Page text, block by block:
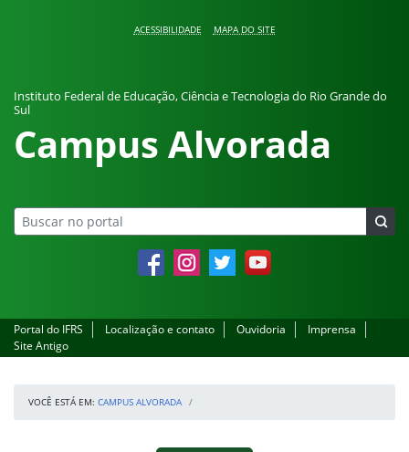
ACESSIBILIDADE MAPA DO SITE
Instituto Federal de Educação, Ciência e Tecnologia do Rio Grande do
Sul
Campus Alvorada
FacebookInstagramTwitter YouTube
Portal do IFRS Localização e contato Ouvidoria
Imprensa
Site Antigo
VOCÊ ESTÁ EM: CAMPUS ALVORADA